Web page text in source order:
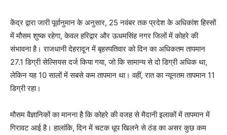
केंद्र द्वारा जारी पूर्वानुमान के अनुसार, 25 नवंबर तक प्रदेश के अधिकांश हिस्सों
में मौसम शुष्क रहेगा, केवल हरिद्वार और ऊधमसिंह नगर जिलों में कोहरे की
संभावना है। राजधानी देहरादून में बृहस्पतिवार को दिन का अधिकतम तापमान
27.1 डिग्री सेल्सियस दर्ज किया गया, जो कि सामान्य से दो डिग्री अधिक था,
लेकिन यह 10 सालों में सबसे कम तापमान था। वहीं, रात का न्यूनतम तापमान 11
डिग्री रहा।
मौसम वैज्ञानिकों का मानना है कि कोहरे की वजह से मैदानी इलाकों में तापमान में
गिरावट आई है। हालांकि, दिन में चटक धूप खिलने से ठंड का असर कुछ कम